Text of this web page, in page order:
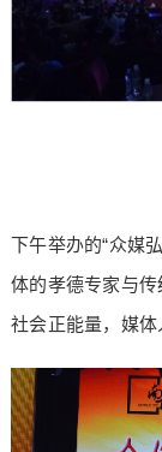
下午举办的“众媒
体的孝德专家与
社会正能量，媒体